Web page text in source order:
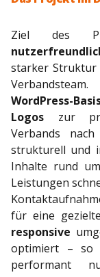
Ziel des
starker Struktur
WordPress-
Logos zur
Verbands
strukturell und
Inhalte rund
Leistungen
für eine
responsive
optimiert – so
performant